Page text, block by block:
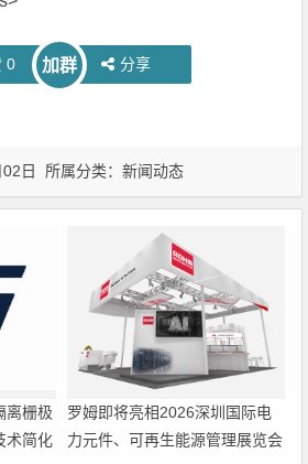
0 加群 分享
02日 所属分类：新闻动态
离栅极
术简化
罗姆即将亮相2026深圳国际电
力元件、可再生能源管理展览会